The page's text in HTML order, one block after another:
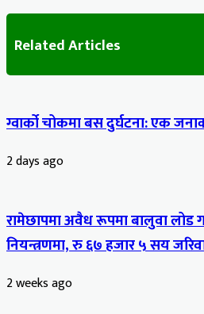
Related Articles
ग्वार्को चोकमा बस दुर्घटना: एक
2 days ago
रामेछापमा अवैध रूपमा बालुवा लोड
नियन्त्रणमा, रु ६७ हजार ५ सय
2 weeks ago